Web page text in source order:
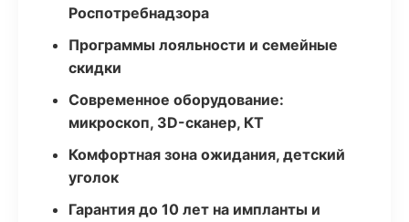
Роспотребнадзора
Программы лояльности и семейные
скидки
Современное оборудование:
микроскоп, 3D-сканер, КТ
Комфортная зона ожидания, детский
уголок
Гарантия до 10 лет на импланты и